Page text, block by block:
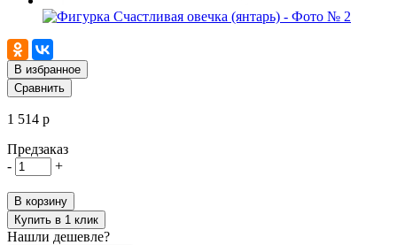
В избранное
Сравнить
1 514 р
Предзаказ
-
+
В корзину
Купить в 1 клик
Нашли дешевле?